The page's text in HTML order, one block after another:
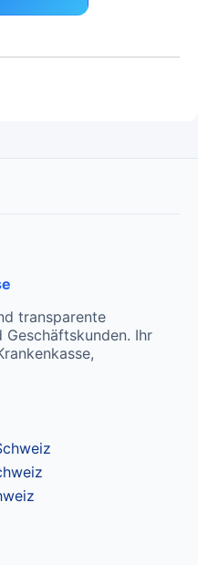
transparente
Ihr